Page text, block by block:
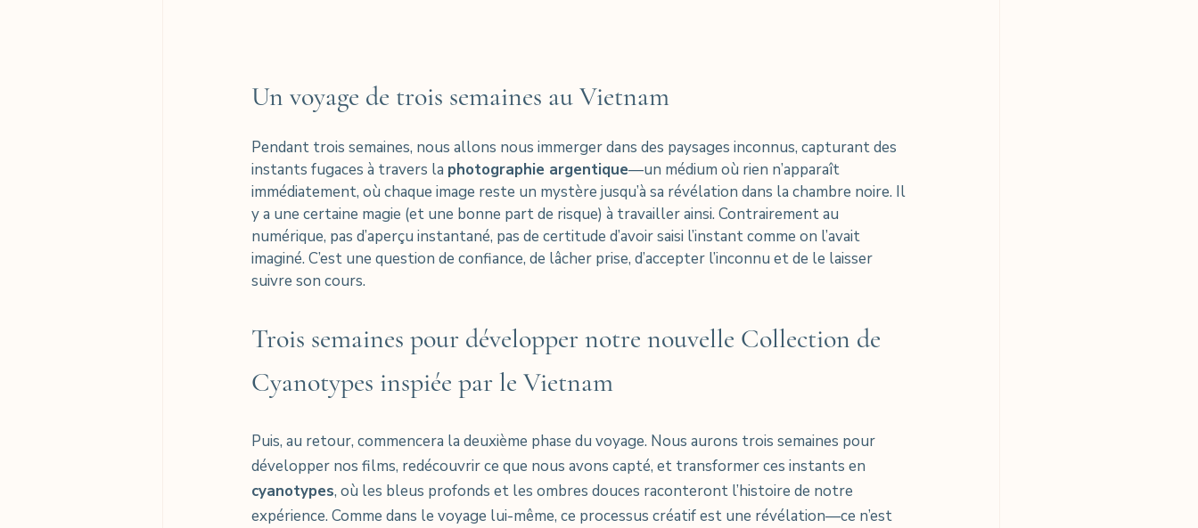
Un voyage de trois semaines au Vietnam
Pendant trois semaines, nous allons nous immerger dans des paysages inconnus, capturant des
instants fugaces à travers la photographie argentique—un médium où rien n’apparaît
immédiatement, où chaque image reste un mystère jusqu’à sa révélation dans la chambre noire. Il
y a une certaine magie (et une bonne part de risque) à travailler ainsi. Contrairement au
numérique, pas d’aperçu instantané, pas de certitude d’avoir saisi l’instant comme on l’avait
imaginé. C’est une question de confiance, de lâcher prise, d’accepter l’inconnu et de le laisser
suivre son cours.
Trois semaines pour développer notre nouvelle Collection de
Cyanotypes inspiée par le Vietnam
Puis, au retour, commencera la deuxième phase du voyage. Nous aurons trois semaines pour
développer nos films, redécouvrir ce que nous avons capté, et transformer ces instants en
cyanotypes, où les bleus profonds et les ombres douces raconteront l’histoire de notre
expérience. Comme dans le voyage lui-même, ce processus créatif est une révélation—ce n’est